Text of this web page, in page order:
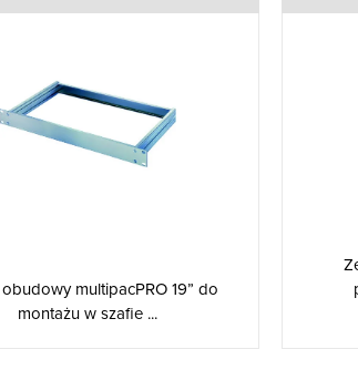
obudowy multipacPRO 19” do
montażu w szafie ...